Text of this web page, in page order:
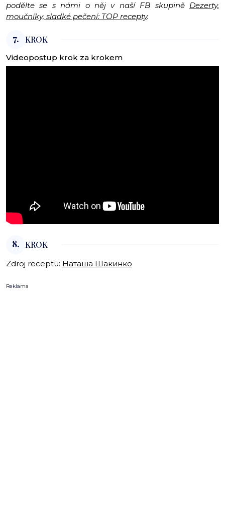
podělte se s námi o něj v naší FB skupině Dezerty,
moučníky, sladké pečení: TOP recepty.
7. KROK
Videopostup krok za krokem
8. KROK
Zdroj receptu: Наташа Шакинко
Reklama